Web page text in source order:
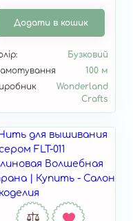
Додати в кошик
Бузковий
100 м
Wonderland
Crafts